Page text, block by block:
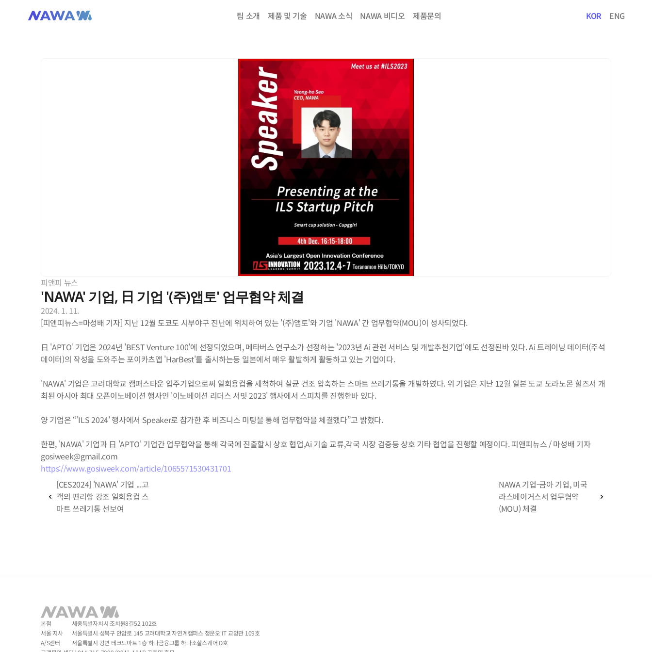
피앤피 뉴스
'NAWA' 기업, 日 기업 '(주)앱토' 업무협약 체결
2024. 1. 11.
[피앤피뉴스=마성배 기자] 지난 12월 도쿄도 시부야구 진난에 위치하여 있는 '(주)앱토'와 기업 'NAWA' 간 업무협약(MOU)이 성사되었다.
日 'APTO' 기업은 2024년 'BEST Venture 100'에 선정되었으며, 메타버스 연구소가 선정하는 '2023년 Ai 관련 서비스 및 개발추천기업'에도 선정된바 있다. Ai 트레이닝 데이터(주석
데이터)의 작성을 도와주는 포이카츠앱 'HarBest'를 출시하는등 일본에서 매우 활발하게 활동하고 있는 기업이다.
'NAWA' 기업은 고려대학교 캠퍼스타운 입주기업으로써 일회용컵을 세척하여 살균 건조 압축하는 스마트 쓰레기통을 개발하였다. 위 기업은 지난 12월 일본 도쿄 도라노몬 힐즈서 개
최된 아시아 최대 오픈이노베이션 행사인 '이노베이션 리더스 서밋 2023' 행사에서 스피치를 진행한바 있다.
양 기업은 “'ILS 2024' 행사에서 Speaker로 참가한 후 비즈니스 미팅을 통해 업무협약을 체결했다”고 밝혔다.
한편, 'NAWA' 기업과 日 'APTO' 기업간 업무협약을 통해 각국에 진출할시 상호 협업,Ai 기술 교류,각국 시장 검증등 상호 기타 협업을 진행할 예정이다. 피앤피뉴스 / 마성배 기자
gosiweek@gmail.com
https://www.gosiweek.com/article/1065571530431701
[CES2024] 'NAWA' 기업 ...고
객의 편리함 강조 일회용컵 스
마트 쓰레기통 선보여
NAWA 기업-금아 기업, 미국
라스베이거스서 업무협약
(MOU) 체결
본점
세종특별자치시 조치원8길52 102호
서울 지사
서울특별시 성북구 안암로 145 고려대학교 자연계캠퍼스 정운오 IT 교양관 109호
A/S센터
서울특별시 강변 테크노마트 1층 하나금융그룹 하나소셜스퀘어 D호
팀 소개 제품 및 기술 NAWA 소식 NAWA 비디오 제품문의 KOR ENG